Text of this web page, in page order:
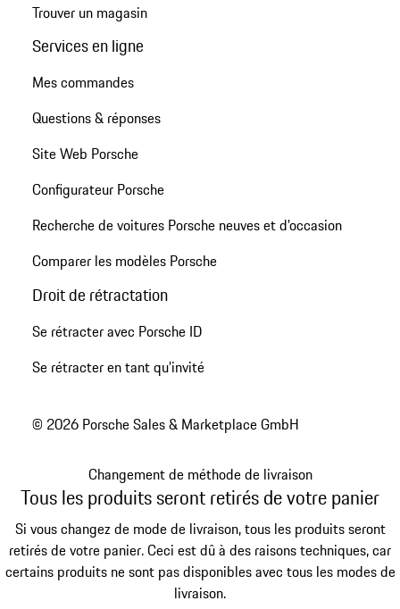
Trouver un magasin
Services en ligne
Mes commandes
Questions & réponses
Site Web Porsche
Configurateur Porsche
Recherche de voitures Porsche neuves et d'occasion
Comparer les modèles Porsche
Droit de rétractation
Se rétracter avec Porsche ID
Se rétracter en tant qu’invité
© 2026 Porsche Sales & Marketplace GmbH
Changement de méthode de livraison
Tous les produits seront retirés de votre panier
Si vous changez de mode de livraison, tous les produits seront
retirés de votre panier. Ceci est dû à des raisons techniques, car
certains produits ne sont pas disponibles avec tous les modes de
livraison.